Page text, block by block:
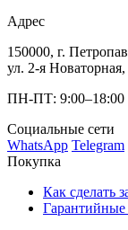
Адрес
150000, г.
ул. 2-я
ПН-ПТ: 9:00–18:00
Социальные сети
WhatsApp Telegram
Покупка
Как сделать
Гарантийные